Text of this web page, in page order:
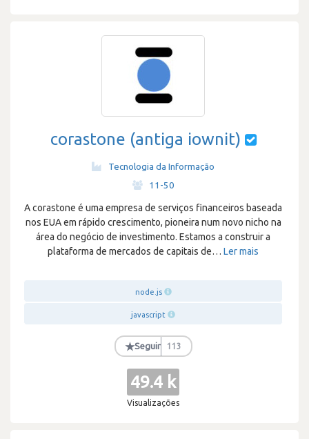
corastone (antiga iownit)
Tecnologia da Informação
11-50
A corastone é uma empresa de serviços financeiros baseada
nos EUA em rápido crescimento, pioneira num novo nicho na
área do negócio de investimento. Estamos a construir a
plataforma de mercados de capitais de… Ler mais
node.js
javascript
★Seguir 113
49.4 k
Visualizações